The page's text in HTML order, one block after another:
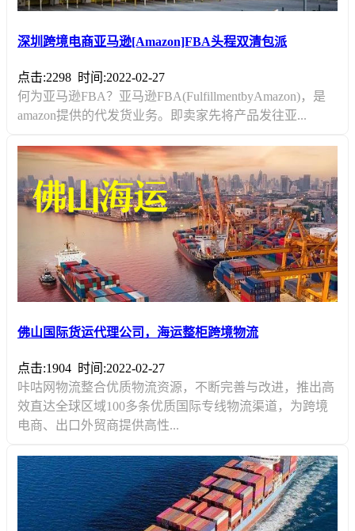
深圳跨境电商亚马逊[Amazon]FBA头程双清包派
点击:2298 时间:2022-02-27
何为亚马逊FBA？亚马逊FBA(FulfillmentbyAmazon)，是
amazon提供的代发货业务。即卖家先将产品发往亚...
佛山国际货运代理公司，海运整柜跨境物流
点击:1904 时间:2022-02-27
咔咕网物流整合优质物流资源，不断完善与改进，推出高
效直达全球区域100多条优质国际专线物流渠道，为跨境
电商、出口外贸商提供高性...